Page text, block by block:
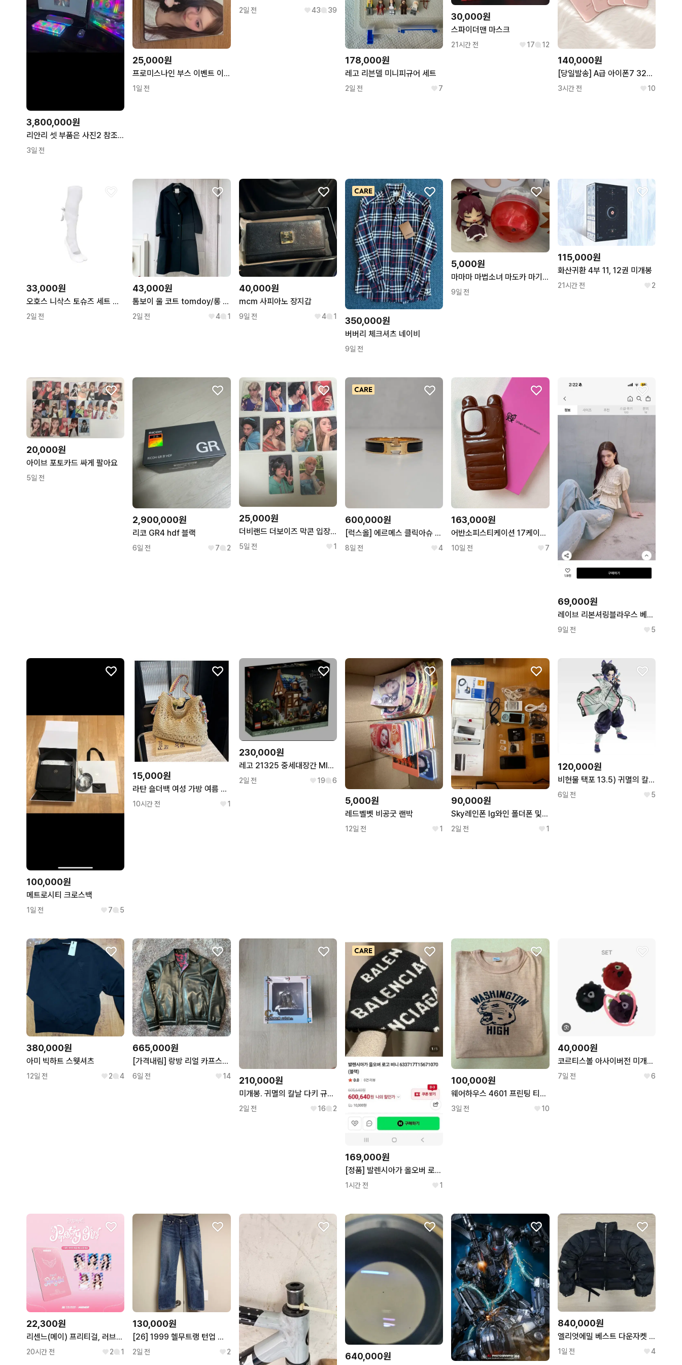
3,800,000원
리안리 셋 부품은 사진2 참조( 글카는 갤호프 10주년 )
3일 전
25,000원
프로미스나인 부스 이벤트 이나경
1일 전
2일 전 43 39
178,000원
레고 리븐델 미니피규어 세트
2일 전 7
30,000원
스파이더맨 마스크
21시간 전 17 12
140,000원
[당일발송] A급 아이폰7 32GB 로즈골드
3시간 전 10
33,000원
오호스 니삭스 토슈즈 세트 아이보리
2일 전
43,000원
톰보이 울 코트 tomdoy/롱 코트 판매합니다/자켓/아우터
2일 전 4 1
40,000원
mcm 사피아노 장지갑
9일 전 4 1 350,000원
버버리 체크셔츠 네이비
9일 전
5,000원
마마마 마법소녀 마도카 마기카 오네무탄 가챠 쿄코
9일 전
115,000원
화산귀환 4부 11, 12권 미개봉
21시간 전 2
20,000원
아이브 포토카드 싸게 팔아요
5일 전
2,900,000원
리코 GR4 hdf 블랙
6일 전 7 2
25,000원
더비랜드 더보이즈 막콘 입장포카 일괄
5일 전 1
600,000원
[럭스올] 에르메스 클릭아슈 PM 블랙 금장 팔찌 LB1425
8일 전 4
163,000원
어반소피스티케이션 17케이스 테디베어
10일 전 7
69,000원
레이브 리본셔링블라우스 베이지
9일 전 5
100,000원
메트로시티 크로스백
1일 전 7 5
15,000원
라탄 숄더백 여성 가방 여름 데일리룩
10시간 전 1
230,000원
레고 21325 중세대장간 MISB 팝니다.
2일 전 19 6
5,000원
레드벨벳 비공굿 랜박
12일 전 1
90,000원
Sky레인폰 lg와인 폴더폰 및 관련 기기 일괄
2일 전 1
120,000원
비현물 택포 13.5) 귀멸의 칼날 제일복권 A상 시노부 피규어
6일 전 5
380,000원
아미 빅하트 스웻셔츠
12일 전 2 4
665,000원
[가격내림] 랑방 리얼 카프스킨 레더 보머 재킷 가죽 자켓
6일 전 14 210,000원
미개봉. 귀멸의 칼날 다키 규타로 c상 피규어 제일복권 불멸의 유대
2일 전 16 2
169,000원
[정품] 발렌시아가 올오버 로고 비니 원사이즈
1시간 전 1
100,000원
웨어하우스 4601 프린팅 티셔츠 오렌지 XL사이즈
3일 전 10
40,000원
코르티스볼 아사이버전 미개봉 비현물
7일 전 6
22,300원
리센느(메이) 프리티걸, 러브어택 타임피스(실물카드)
20시간 전 2 1
130,000원
[26] 1999 헬무트랭 턴업 컷 클래식 로우 데님 팬츠
2일 전 2 640,000원
840,000원
엘리엇에밀 베스트 다운자켓 52
1일 전 4